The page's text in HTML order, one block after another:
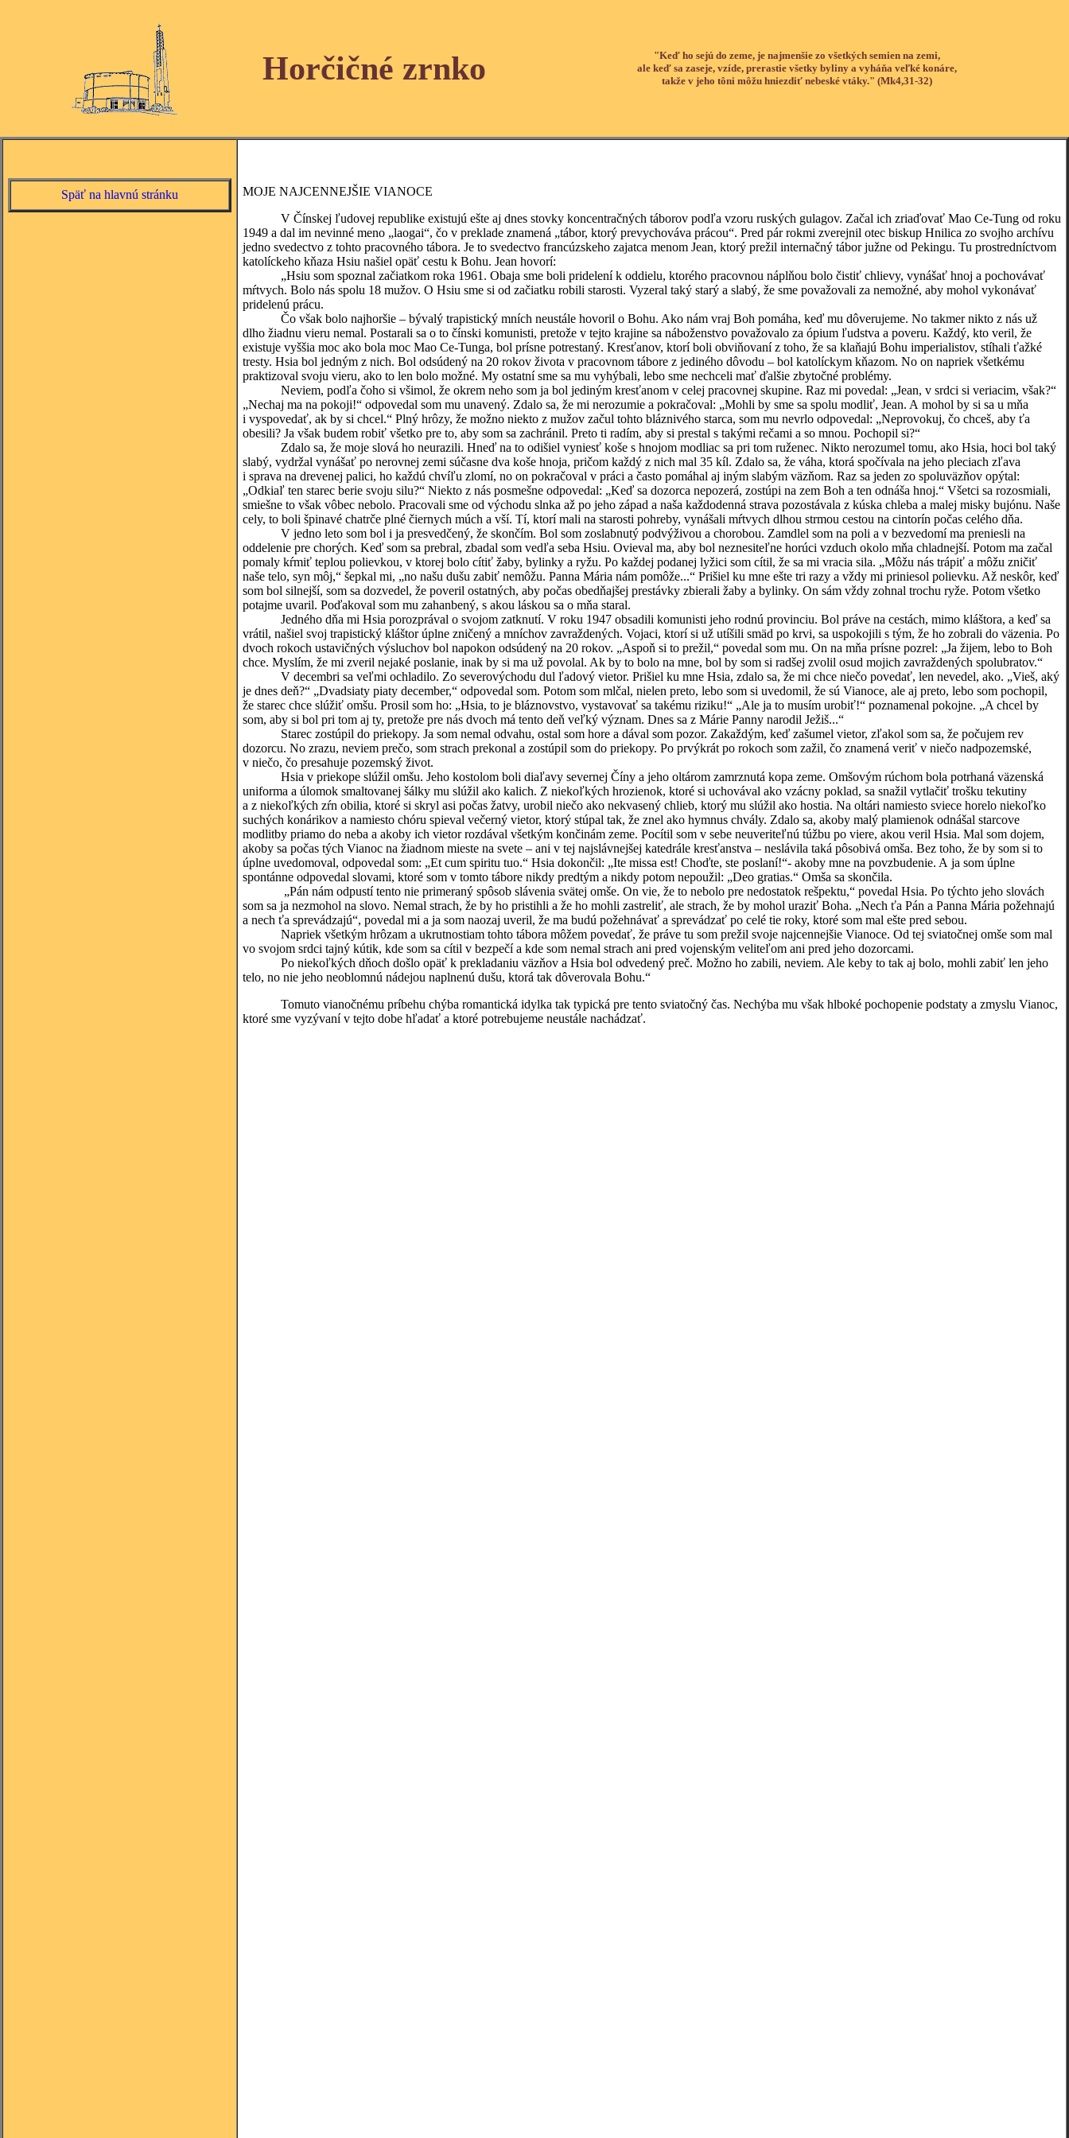
Horčičné zrnko
"Keď ho sejú do zeme, je najmenšie zo všetkých semien na zemi,
ale keď sa zaseje, vzíde, prerastie všetky byliny a vyháňa veľké konáre,
takže v jeho tôni môžu hniezdiť nebeské vtáky." (Mk4,31-32)
Späť na hlavnú stránku
MOJE NAJCENNEJŠIE VIANOCE
V Čínskej ľudovej republike existujú ešte aj dnes stovky koncentračných táborov podľa vzoru ruských gulagov. Začal ich zriaďovať Mao Ce-Tung od roku
1949 a dal im nevinné meno „laogai“, čo v preklade znamená „tábor, ktorý prevychováva prácou“. Pred pár rokmi zverejnil otec biskup Hnilica zo svojho archívu
jedno svedectvo z tohto pracovného tábora. Je to svedectvo francúzskeho zajatca menom Jean, ktorý prežil internačný tábor južne od Pekingu. Tu prostredníctvom
katolíckeho kňaza Hsiu našiel opäť cestu k Bohu. Jean hovorí:
„Hsiu som spoznal začiatkom roka 1961. Obaja sme boli pridelení k oddielu, ktorého pracovnou náplňou bolo čistiť chlievy, vynášať hnoj a pochovávať
mŕtvych. Bolo nás spolu 18 mužov. O Hsiu sme si od začiatku robili starosti. Vyzeral taký starý a slabý, že sme považovali za nemožné, aby mohol vykonávať
pridelenú prácu.
Čo však bolo najhoršie – bývalý trapistický mních neustále hovoril o Bohu. Ako nám vraj Boh pomáha, keď mu dôverujeme. No takmer nikto z nás už
dlho žiadnu vieru nemal. Postarali sa o to čínski komunisti, pretože v tejto krajine sa náboženstvo považovalo za ópium ľudstva a poveru. Každý, kto veril, že
existuje vyššia moc ako bola moc Mao Ce-Tunga, bol prísne potrestaný. Kresťanov, ktorí boli obviňovaní z toho, že sa klaňajú Bohu imperialistov, stíhali ťažké
tresty. Hsia bol jedným z nich. Bol odsúdený na 20 rokov života v pracovnom tábore z jediného dôvodu – bol katolíckym kňazom. No on napriek všetkému
praktizoval svoju vieru, ako to len bolo možné. My ostatní sme sa mu vyhýbali, lebo sme nechceli mať ďalšie zbytočné problémy.
Neviem, podľa čoho si všimol, že okrem neho som ja bol jediným kresťanom v celej pracovnej skupine. Raz mi povedal: „Jean, v srdci si veriacim, však?“
„Nechaj ma na pokoji!“ odpovedal som mu unavený. Zdalo sa, že mi nerozumie a pokračoval: „Mohli by sme sa spolu modliť, Jean. A mohol by si sa u mňa
i vyspovedať, ak by si chcel.“ Plný hrôzy, že možno niekto z mužov začul tohto bláznivého starca, som mu nevrlo odpovedal: „Neprovokuj, čo chceš, aby ťa
obesili? Ja však budem robiť všetko pre to, aby som sa zachránil. Preto ti radím, aby si prestal s takými rečami a so mnou. Pochopil si?“
Zdalo sa, že moje slová ho neurazili. Hneď na to odišiel vyniesť koše s hnojom modliac sa pri tom ruženec. Nikto nerozumel tomu, ako Hsia, hoci bol taký
slabý, vydržal vynášať po nerovnej zemi súčasne dva koše hnoja, pričom každý z nich mal 35 kíl. Zdalo sa, že váha, ktorá spočívala na jeho pleciach zľava
i sprava na drevenej palici, ho každú chvíľu zlomí, no on pokračoval v práci a často pomáhal aj iným slabým väzňom. Raz sa jeden zo spoluväzňov opýtal:
„Odkiaľ ten starec berie svoju silu?“ Niekto z nás posmešne odpovedal: „Keď sa dozorca nepozerá, zostúpi na zem Boh a ten odnáša hnoj.“ Všetci sa rozosmiali,
smiešne to však vôbec nebolo. Pracovali sme od východu slnka až po jeho západ a naša každodenná strava pozostávala z kúska chleba a malej misky bujónu. Naše
cely, to boli špinavé chatrče plné čiernych múch a vší. Tí, ktorí mali na starosti pohreby, vynášali mŕtvych dlhou strmou cestou na cintorín počas celého dňa.
V jedno leto som bol i ja presvedčený, že skončím. Bol som zoslabnutý podvýživou a chorobou. Zamdlel som na poli a v bezvedomí ma preniesli na
oddelenie pre chorých. Keď som sa prebral, zbadal som vedľa seba Hsiu. Ovieval ma, aby bol neznesiteľne horúci vzduch okolo mňa chladnejší. Potom ma začal
pomaly kŕmiť teplou polievkou, v ktorej bolo cítiť žaby, bylinky a ryžu. Po každej podanej lyžici som cítil, že sa mi vracia sila. „Môžu nás trápiť a môžu zničiť
naše telo, syn môj,“ šepkal mi, „no našu dušu zabiť nemôžu. Panna Mária nám pomôže...“ Prišiel ku mne ešte tri razy a vždy mi priniesol polievku. Až neskôr, keď
som bol silnejší, som sa dozvedel, že poveril ostatných, aby počas obedňajšej prestávky zbierali žaby a bylinky. On sám vždy zohnal trochu ryže. Potom všetko
potajme uvaril. Poďakoval som mu zahanbený, s akou láskou sa o mňa staral.
Jedného dňa mi Hsia porozprával o svojom zatknutí. V roku 1947 obsadili komunisti jeho rodnú provinciu. Bol práve na cestách, mimo kláštora, a keď sa
vrátil, našiel svoj trapistický kláštor úplne zničený a mníchov zavraždených. Vojaci, ktorí si už utíšili smäd po krvi, sa uspokojili s tým, že ho zobrali do väzenia. Po
dvoch rokoch ustavičných výsluchov bol napokon odsúdený na 20 rokov. „Aspoň si to prežil,“ povedal som mu. On na mňa prísne pozrel: „Ja žijem, lebo to Boh
chce. Myslím, že mi zveril nejaké poslanie, inak by si ma už povolal. Ak by to bolo na mne, bol by som si radšej zvolil osud mojich zavraždených spolubratov.“
V decembri sa veľmi ochladilo. Zo severovýchodu dul ľadový vietor. Prišiel ku mne Hsia, zdalo sa, že mi chce niečo povedať, len nevedel, ako. „Vieš, aký
je dnes deň?“ „Dvadsiaty piaty december,“ odpovedal som. Potom som mlčal, nielen preto, lebo som si uvedomil, že sú Vianoce, ale aj preto, lebo som pochopil,
že starec chce slúžiť omšu. Prosil som ho: „Hsia, to je bláznovstvo, vystavovať sa takému riziku!“ „Ale ja to musím urobiť!“ poznamenal pokojne. „A chcel by
som, aby si bol pri tom aj ty, pretože pre nás dvoch má tento deň veľký význam. Dnes sa z Márie Panny narodil Ježiš...“
Starec zostúpil do priekopy. Ja som nemal odvahu, ostal som hore a dával som pozor. Zakaždým, keď zašumel vietor, zľakol som sa, že počujem rev
dozorcu. No zrazu, neviem prečo, som strach prekonal a zostúpil som do priekopy. Po prvýkrát po rokoch som zažil, čo znamená veriť v niečo nadpozemské,
v niečo, čo presahuje pozemský život.
Hsia v priekope slúžil omšu. Jeho kostolom boli diaľavy severnej Číny a jeho oltárom zamrznutá kopa zeme. Omšovým rúchom bola potrhaná väzenská
uniforma a úlomok smaltovanej šálky mu slúžil ako kalich. Z niekoľkých hrozienok, ktoré si uchovával ako vzácny poklad, sa snažil vytlačiť trošku tekutiny
a z niekoľkých zŕn obilia, ktoré si skryl asi počas žatvy, urobil niečo ako nekvasený chlieb, ktorý mu slúžil ako hostia. Na oltári namiesto sviece horelo niekoľko
suchých konárikov a namiesto chóru spieval večerný vietor, ktorý stúpal tak, že znel ako hymnus chvály. Zdalo sa, akoby malý plamienok odnášal starcove
modlitby priamo do neba a akoby ich vietor rozdával všetkým končinám zeme. Pocítil som v sebe neuveriteľnú túžbu po viere, akou veril Hsia. Mal som dojem,
akoby sa počas tých Vianoc na žiadnom mieste na svete – ani v tej najslávnejšej katedrále kresťanstva – neslávila taká pôsobivá omša. Bez toho, že by som si to
úplne uvedomoval, odpovedal som: „Et cum spiritu tuo.“ Hsia dokončil: „Ite missa est! Choďte, ste poslaní!“- akoby mne na povzbudenie. A ja som úplne
spontánne odpovedal slovami, ktoré som v tomto tábore nikdy predtým a nikdy potom nepoužil: „Deo gratias.“ Omša sa skončila.
„Pán nám odpustí tento nie primeraný spôsob slávenia svätej omše. On vie, že to nebolo pre nedostatok rešpektu,“ povedal Hsia. Po týchto jeho slovách
som sa ja nezmohol na slovo. Nemal strach, že by ho pristihli a že ho mohli zastreliť, ale strach, že by mohol uraziť Boha. „Nech ťa Pán a Panna Mária požehnajú
a nech ťa sprevádzajú“, povedal mi a ja som naozaj uveril, že ma budú požehnávať a sprevádzať po celé tie roky, ktoré som mal ešte pred sebou.
Napriek všetkým hrôzam a ukrutnostiam tohto tábora môžem povedať, že práve tu som prežil svoje najcennejšie Vianoce. Od tej sviatočnej omše som mal
vo svojom srdci tajný kútik, kde som sa cítil v bezpečí a kde som nemal strach ani pred vojenským veliteľom ani pred jeho dozorcami.
Po niekoľkých dňoch došlo opäť k prekladaniu väzňov a Hsia bol odvedený preč. Možno ho zabili, neviem. Ale keby to tak aj bolo, mohli zabiť len jeho
telo, no nie jeho neoblomnú nádejou naplnenú dušu, ktorá tak dôverovala Bohu.“
Tomuto vianočnému príbehu chýba romantická idylka tak typická pre tento sviatočný čas. Nechýba mu však hlboké pochopenie podstaty a zmyslu Vianoc,
ktoré sme vyzývaní v tejto dobe hľadať a ktoré potrebujeme neustále nachádzať.